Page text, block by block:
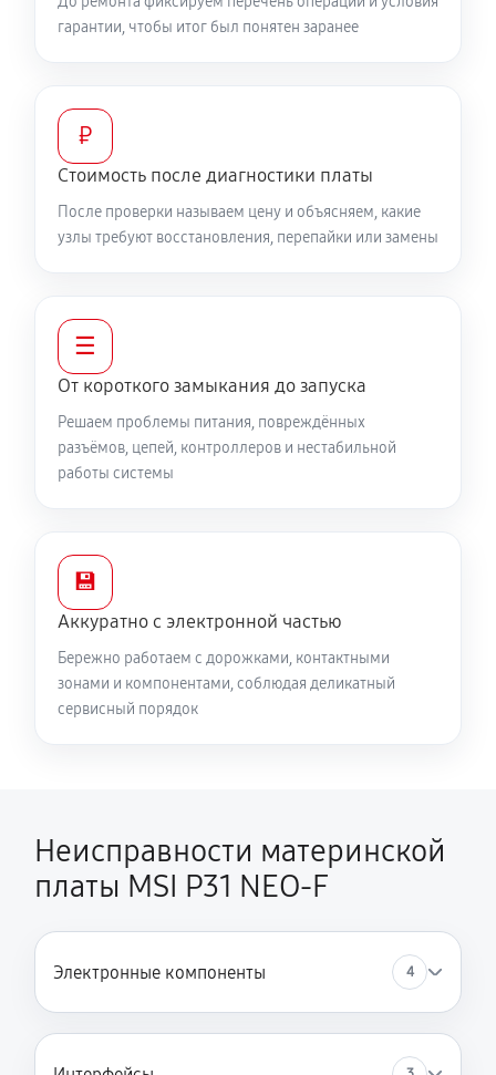
гарантии, чтобы итог был понятен заранее
₽
Стоимость после диагностики платы
После проверки называем цену и объясняем, какие
узлы требуют восстановления, перепайки или замены
☰
От короткого замыкания до запуска
Решаем проблемы питания, повреждённых
разъёмов, цепей, контроллеров и нестабильной
работы системы
💾
Аккуратно с электронной частью
Бережно работаем с дорожками, контактными
зонами и компонентами, соблюдая деликатный
сервисный порядок
Неисправности материнской
платы MSI P31 NEO-F
Электронные компоненты 4